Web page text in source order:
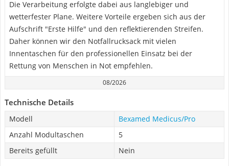
Die Verarbeitung erfolgte dabei aus langlebiger und
wetterfester Plane. Weitere Vorteile ergeben sich aus der
Aufschrift "Erste Hilfe" und den reflektierenden Streifen.
Daher können wir den Notfallrucksack mit vielen
Innentaschen für den professionellen Einsatz bei der
Rettung von Menschen in Not empfehlen.
08/2026
Technische Details
Modell
Bexamed Medicus/Pro
Anzahl Modultaschen
5
Bereits gefüllt
Nein